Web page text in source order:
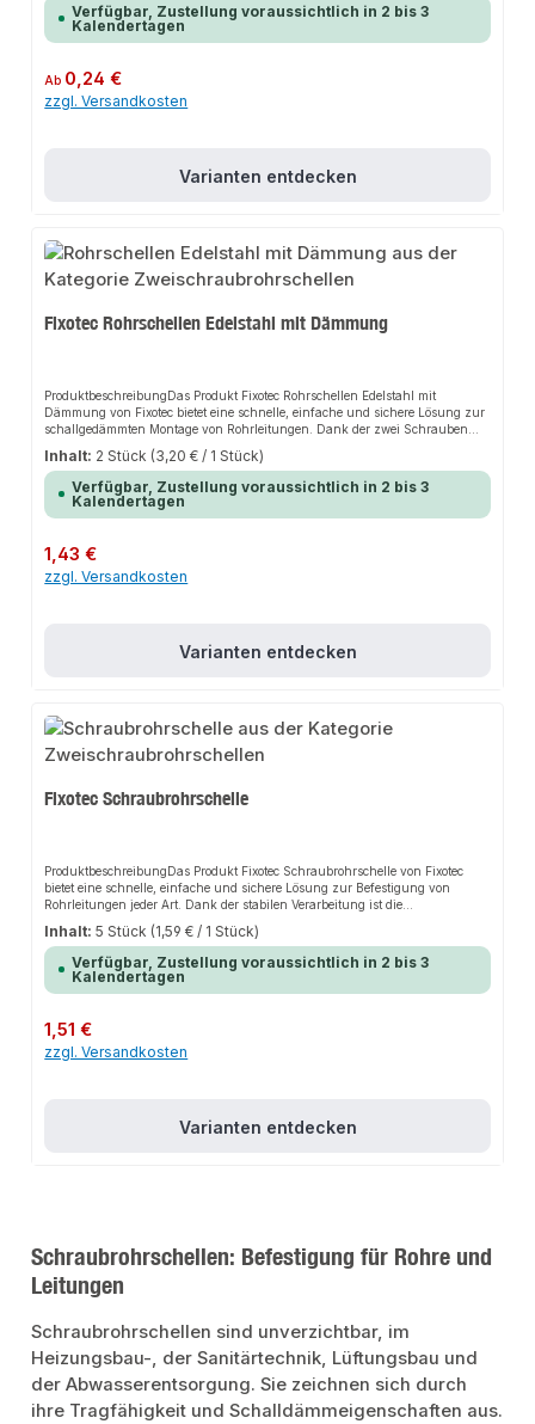
machen dieses Produkt zu einer zuverlässigen Wahl für jede
Installation.EigenschaftenZweiteilige Ausführung in verzinktem
StahlTeilweise mit Anschlussmutter und Kombi-GewindeSchnellverschluss
HaltbarkeitAnwendungsbereicheSanitärbereichHeizungsbereichAbwasserber
eichAllgemeine Rohrinstallationen an Wand, Decke und
BodenProduktdatenMaterial: Verzinkter StahlGeeignet für:
Verfügbar, Zustellung voraussichtlich in 2 bis 3
Kalendertagen
Regulärer Preis:
Ab 0,24 €
zzgl. Versandkosten
Varianten entdecken
Fixotec Rohrschellen Edelstahl mit Dämmung
ProduktbeschreibungDas Produkt Fixotec Rohrschellen Edelstahl mit
Dämmung von Fixotec bietet eine schnelle, einfache und sichere Lösung zur
schallgedämmten Montage von Rohrleitungen. Dank der zwei Schrauben
und der robusten Edelstahlkonstruktion sorgt es für perfekten Halt und passt
sich flexibel an verschiedene Installationsbereiche an. Das langlebige Design
und die einfache Montage machen dieses Produkt zu einer zuverlässigen
Wahl für jede Installation.EigenschaftenStabile Rohrschelle mit zwei
SchraubenHochwertiger Edelstahl für hohe
Geräuschen und VibrationenEinfache und sichere
MontageAnwendungsbereicheSanitärinstallationHeizungsanlagenAnlagenb
auProduktdatenMaterial: EdelstahlVerbindung: Zwei
Inhalt: 2 Stück (3,20 € / 1 Stück)
Verfügbar, Zustellung voraussichtlich in 2 bis 3
Kalendertagen
Regulärer Preis:
1,43 €
zzgl. Versandkosten
Varianten entdecken
Fixotec Schraubrohrschelle
ProduktbeschreibungDas Produkt Fixotec Schraubrohrschelle von Fixotec
bietet eine schnelle, einfache und sichere Lösung zur Befestigung von
Rohrleitungen jeder Art. Dank der stabilen Verarbeitung ist die
Schraubrohrschelle besonders für die Montage von hohen Lasten geeignet.
Die Zweischraubrohrschelle ist mit einer halogenfreien und nicht
gesundheitsschädlichen Schalldämmeinlage ausgestattet, die die
Übertragung von Körperschall vom Rohr zum Baukörper reduziert. Die
hochwertige galvanische Verzinkung sorgt für hervorragenden
zuverlässigen Wahl für verschiedene Anwendungen
macht.EigenschaftenStabile Verarbeitung für hohe LastenHalogenfreie
Schalldämmeinlage zur Reduzierung von KörperschallHochwertige
Stahl-, Kupfer- und KunststoffrohrenMontage in Überkopf-
EinbausituationenReduzierung der Übertragung von
vielseitigere und effizientere Nutzung der Fixotec Schraubrohrschelle.
Inhalt:5 Stück (1,59 € / 1 Stück)
Verfügbar, Zustellung voraussichtlich in 2 bis 3
Kalendertagen
Regulärer Preis:
1,51 €
zzgl. Versandkosten
Varianten entdecken
Schraubrohrschellen: Befestigung für Rohre und
Leitungen
Schraubrohrschellen sind unverzichtbar, im
Heizungsbau-, der Sanitärtechnik, Lüftungsbau und
der Abwasserentsorgung. Sie zeichnen sich durch
ihre Tragfähigkeit und Schalldämmeigenschaften aus.